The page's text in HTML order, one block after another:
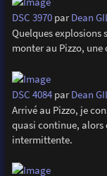
DSC 3970parDean
Quelques explosions
monter au Pizzo,
DSC 4084parDean
Arrivé au Pizzo, je
quasi continue, alors
intermittente.